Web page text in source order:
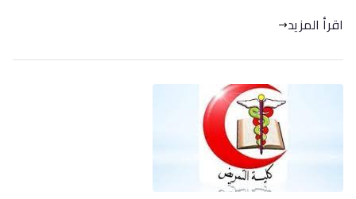
اقرأ المزيد